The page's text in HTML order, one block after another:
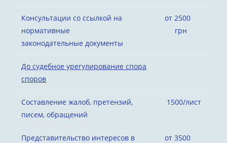
Консультации со ссылкой на
нормативные
законодательные документы
от 2500
грн
До судебное урегулирование спора
споров
Составление жалоб, претензий,
писем, обращений
1500/лист
Представительство интересов в
от 3500